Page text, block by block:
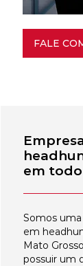
FALE
em
Somos
em
Mato
possuir um